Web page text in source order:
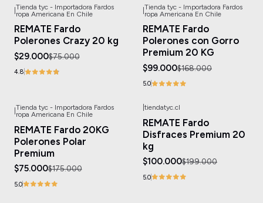
-61%OFF
Tienda tyc - Importadora Fardos
ropa Americana En Chile
REMATE Fardo
Polerones Crazy 20 kg
$29.000$75.000
4.8
-41%OFF
Tienda tyc - Importadora Fardos
ropa Americana En Chile
REMATE Fardo
Polerones con Gorro
Premium 20 KG
$99.000$168.000
5.0
-57%OFF
Tienda tyc - Importadora Fardos
ropa Americana En Chile
REMATE Fardo 20KG
Polerones Polar
Premium
$75.000$175.000
5.0
tiendatyc.cl
REMATE Fardo
Disfraces Premium 20
kg
$100.000$199.000
5.0